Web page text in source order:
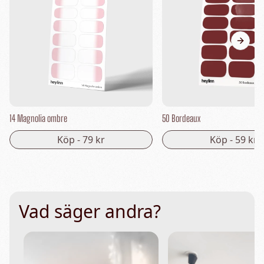
14 Magnolia ombre
Köp -79 kr
50 Bordeaux
Köp - 59 kr
Next
Vad säger andra?